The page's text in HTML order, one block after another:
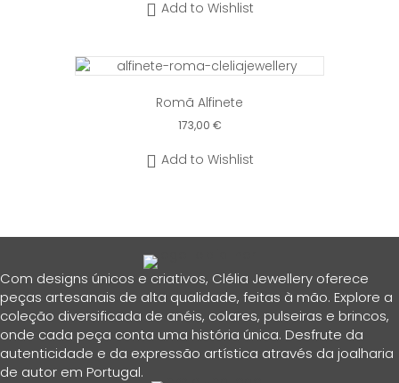
Add to Wishlist
Romã Alfinete
173,00 €
Add to Wishlist
Com designs únicos e criativos, Clélia Jewellery oferece
peças artesanais de alta qualidade, feitas à mão. Explore a
coleção diversificada de anéis, colares, pulseiras e brincos,
onde cada peça conta uma história única. Desfrute da
autenticidade e da expressão artística através da joalharia
de autor em Portugal.